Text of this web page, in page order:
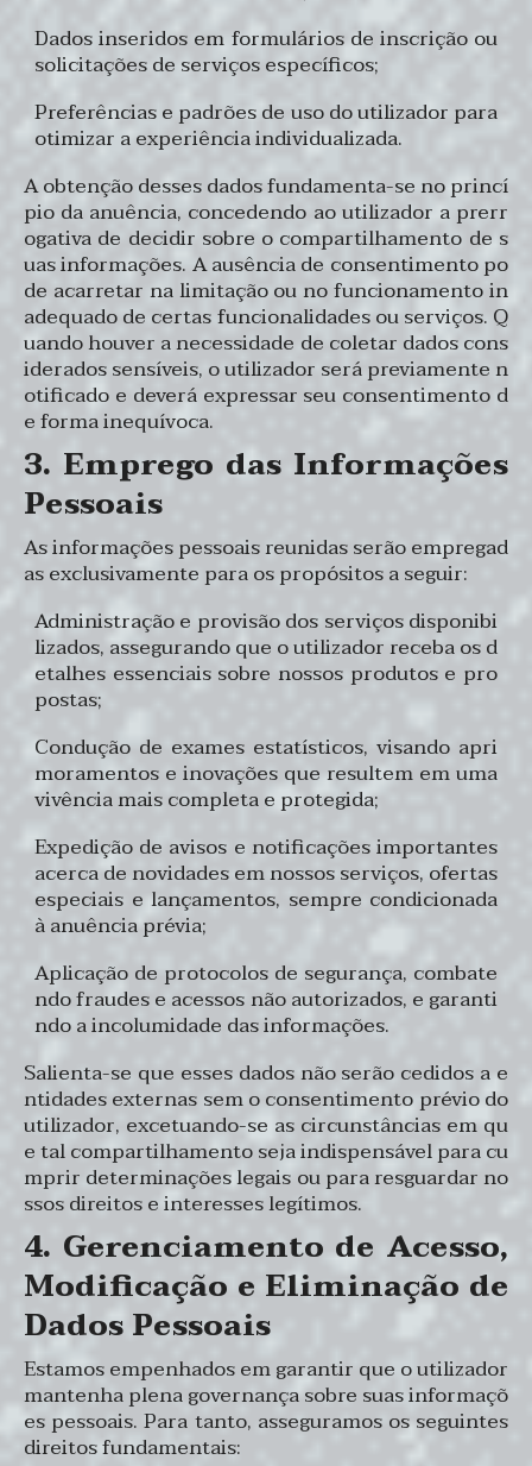
Dados inseridos em formulários de inscrição ou
solicitações de serviços específicos;
Preferências e padrões de uso do utilizador para
otimizar a experiência individualizada.
A obtenção desses dados fundamenta-se no princí
pio da anuência, concedendo ao utilizador a prerr
ogativa de decidir sobre o compartilhamento de s
uas informações. A ausência de consentimento po
de acarretar na limitação ou no funcionamento in
adequado de certas funcionalidades ou serviços. Q
uando houver a necessidade de coletar dados cons
iderados sensíveis, o utilizador será previamente n
otificado e deverá expressar seu consentimento d
e forma inequívoca.
3. Emprego das Informações
Pessoais
As informações pessoais reunidas serão empregad
as exclusivamente para os propósitos a seguir:
Administração e provisão dos serviços disponibi
lizados, assegurando que o utilizador receba os d
etalhes essenciais sobre nossos produtos e pro
postas;
Condução de exames estatísticos, visando apri
moramentos e inovações que resultem em uma
vivência mais completa e protegida;
Expedição de avisos e notificações importantes
acerca de novidades em nossos serviços, ofertas
especiais e lançamentos, sempre condicionada
à anuência prévia;
Aplicação de protocolos de segurança, combate
ndo fraudes e acessos não autorizados, e garanti
ndo a incolumidade das informações.
Salienta-se que esses dados não serão cedidos a e
ntidades externas sem o consentimento prévio do
utilizador, excetuando-se as circunstâncias em qu
e tal compartilhamento seja indispensável para cu
mprir determinações legais ou para resguardar no
ssos direitos e interesses legítimos.
4. Gerenciamento de Acesso,
Modificação e Eliminação de
Dados Pessoais
Estamos empenhados em garantir que o utilizador
mantenha plena governança sobre suas informaçõ
es pessoais. Para tanto, asseguramos os seguintes
direitos fundamentais: